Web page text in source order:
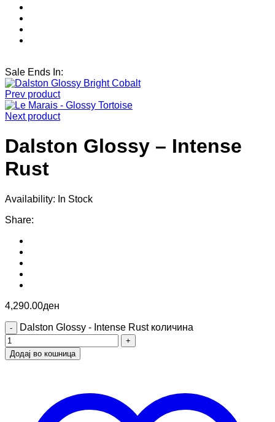
Sale Ends In:
Prev product
Next product
Dalston Glossy – Intense
Rust
Availability: In Stock
Share:
4,290.00ден
Dalston Glossy - Intense Rust количина
Додај во кошница